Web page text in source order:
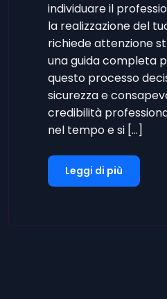
individuare il
la realizzazione del
richiede attenzione
una guida completa
questo processo
sicurezza e
credibilità
nel tempo e si […]
Leggi di più